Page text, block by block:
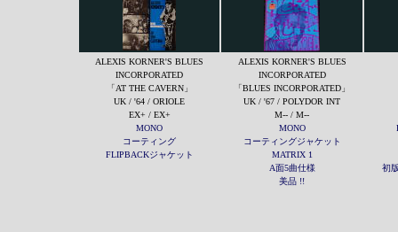
ALEXIS KORNER'S BLUES
INCORPORATED
「AT THE CAVERN」
UK / '64 / ORIOLE
EX+ / EX+
MONO
コーティング
FLIPBACKジャケット
ALEXIS KORNER'S BLUES
INCORPORATED
「BLUES INCORPORATED」
UK / '67 / POLYDOR INT
M-- / M--
MONO
コーティングジャケット
MATRIX 1
A面5曲仕様
美品 !!
初